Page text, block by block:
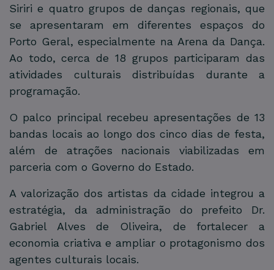
Siriri e quatro grupos de danças regionais, que
se apresentaram em diferentes espaços do
Porto Geral, especialmente na Arena da Dança.
Ao todo, cerca de 18 grupos participaram das
atividades culturais distribuídas durante a
programação.
O palco principal recebeu apresentações de 13
bandas locais ao longo dos cinco dias de festa,
além de atrações nacionais viabilizadas em
parceria com o Governo do Estado.
A valorização dos artistas da cidade integrou a
estratégia, da administração do prefeito Dr.
Gabriel Alves de Oliveira, de fortalecer a
economia criativa e ampliar o protagonismo dos
agentes culturais locais.